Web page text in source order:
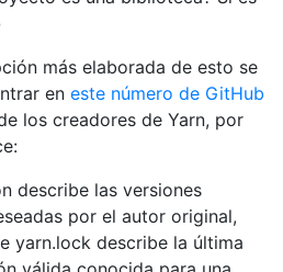
más elaborada de esto se
en este número de GitHub
los creadores de Yarn, por
describe las versiones
por el autor original,
yarn.lock describe la última